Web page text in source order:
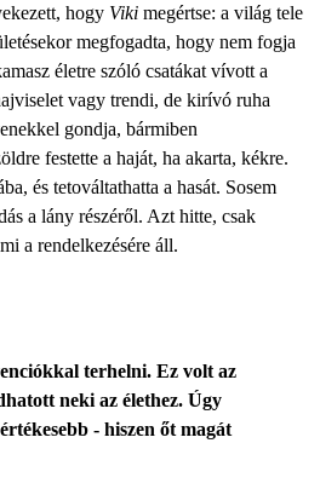
hogy Viki megértse: a világ tele
megfogadta, hogy nem fogja
életre szóló csatákat vívott a
vagy trendi, de kirívó ruha
gondja, bármiben
festette a haját, ha akarta, kékre.
és tetováltathatta a hasát. Sosem
a lány részéről. Azt hitte, csak
a rendelkezésére áll.
terhelni. Ez volt az
neki az élethez. Úgy
- hiszen őt magát